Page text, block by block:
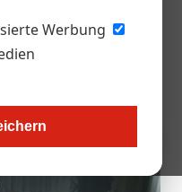
Werbung
in der Wiener
Das Motto: „Dinner in